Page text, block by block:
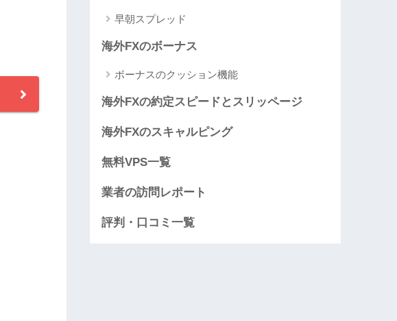
早朝スプレッド
海外FXのボーナス
ボーナスのクッション機能
海外FXの約定スピードとスリッページ
海外FXのスキャルピング
無料VPS一覧
業者の訪問レポート
評判・口コミ一覧